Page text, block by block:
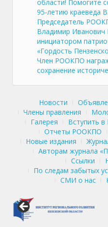
области! Помогите
95‑летию краеведа
Председатель
Владимир Иванович
инициатором
«Гордость
Член РООКПО
сохранение
Новости
Члены правления
Галерея
Вступить
Отчеты РООКПО
Новые издания
Авторам журнала
Ссылки
По следам забытых
СМИ о нас